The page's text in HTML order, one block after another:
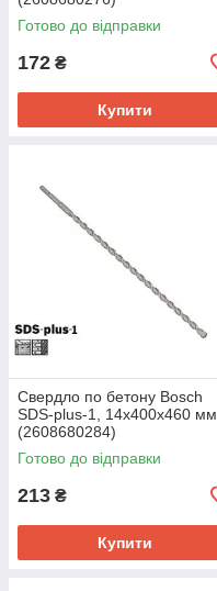
Готово до відправки
172 ₴
Купити
Свердло по бетону Bosch
SDS-plus-1, 14х400х460 мм
(2608680284)
Готово до відправки
213 ₴
Купити